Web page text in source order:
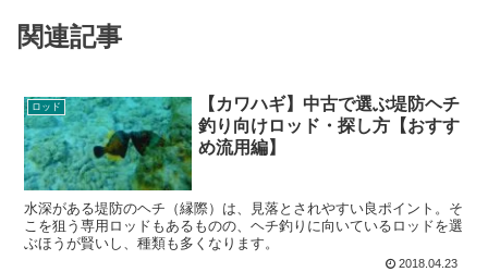
関連記事
ロッド
【カワハギ】中古で選ぶ堤防ヘチ
釣り向けロッド・探し方【おすす
め流用編】
水深がある堤防のヘチ（縁際）は、見落とされやすい良ポイント。そ
こを狙う専用ロッドもあるものの、ヘチ釣りに向いているロッドを選
ぶほうが賢いし、種類も多くなります。
2018.04.23